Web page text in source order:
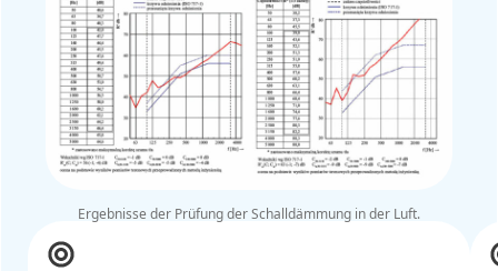
Ergebnisse der Prüfung der Schalldämmung in der Luft.